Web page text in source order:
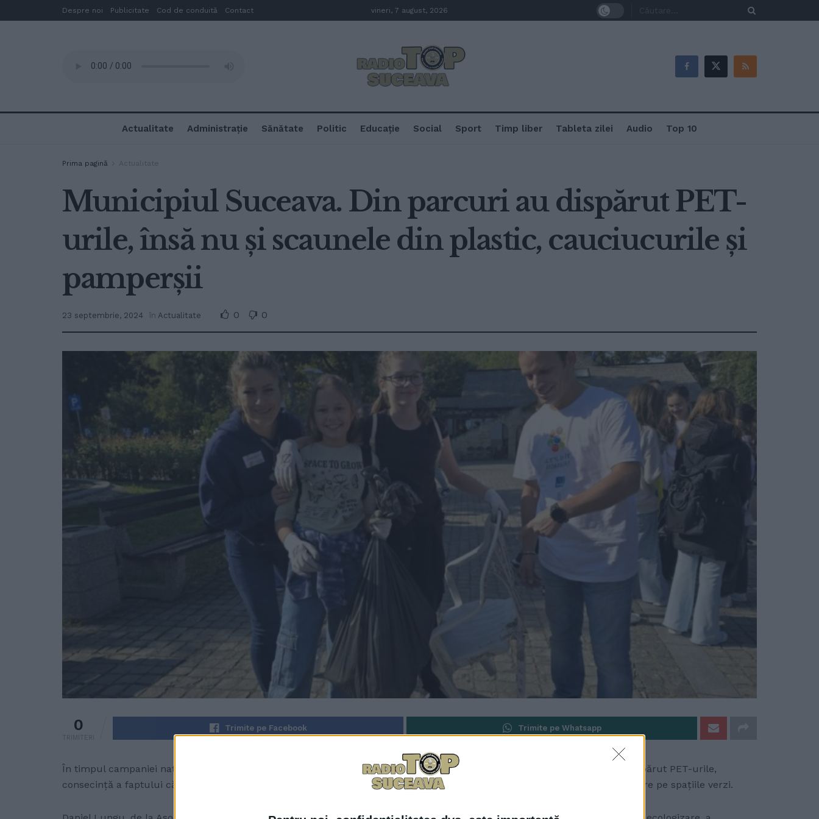
Despre noi Publicitate Cod de conduită Contact vineri, 7 august, 2026
Actualitate Administrație Sănătate Politic Educație Social Sport Timp liber Tableta zilei Audio Top 10
Prima pagină Actualitate
Municipiul Suceava. Din parcuri au dispărut PET-
urile, însă nu și scaunele din plastic, cauciucurile și
pamperșii
23 septembrie, 2024 în Actualitate 0 0
0
TRIMITERI
Trimite pe Facebook Trimite pe Whatsapp
În timpul campaniei naționale de ecologizare ”Let`s do it, Romania!”, pe raza municipiului Suceava s-a constatat că au dispărut PET-urile,
consecință a faptului că a intrat în vigoare sistemul de garanție-returnare. În schimb, sînt alte deșeuri găsite în număr mare pe spațiile verzi.